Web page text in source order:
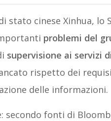
stato cinese Xinhua, lo
problemi del
supervisione ai servizi
rispetto dei
delle informazioni.
secondo fonti di